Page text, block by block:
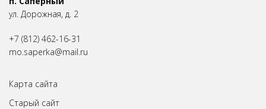
ул. Дорожная, д. 2
+7 (812) 462-16-31
mo.saperka@mail.ru
Карта сайта
Старый сайт